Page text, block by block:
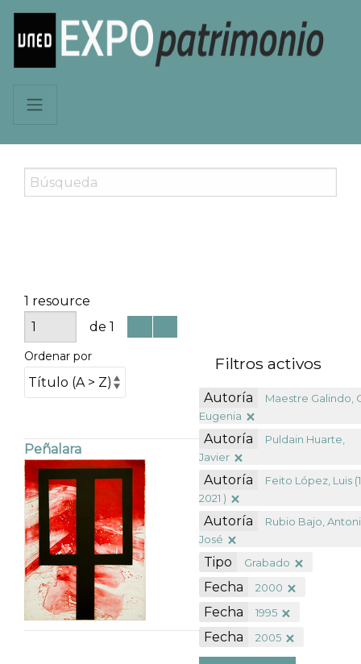
1 resource
de 1
Ordenar por
Peñalara
Filtros activos
Autoría
Maestre Galindo,
Eugenia
Autoría
Puldain Huarte,
Javier
Autoría
Feito López, Luis
2021 )
Autoría
Rubio Bajo,
José
Tipo Grabado
Fecha 2000
Fecha 1995
Fecha 2005